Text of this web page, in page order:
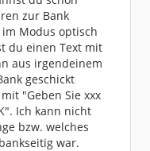
zur Bank
Modus optisch
du einen Text mit
aus irgendeinem
geschickt
"Geben Sie xxx
Ich kann nicht
bzw. welches
war.